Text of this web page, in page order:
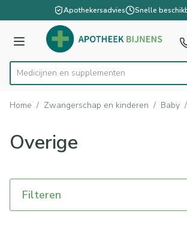
Ga naar de inhoudApothekersadvies Snelle
Menu
Product, merk, categorie...
Medic
Home / Zwangerschap en kinderen / Baby /
Overige
Filteren